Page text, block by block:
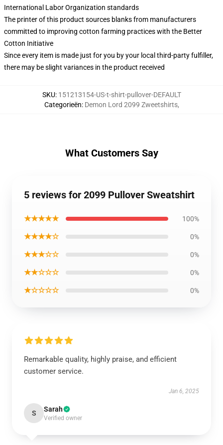
International Labor Organization standards
The printer of this product sources blanks from manufacturers
committed to improving cotton farming practices with the Better
Cotton Initiative
Since every item is made just for you by your local third-party fulfiller,
there may be slight variances in the product received
SKU: 151213154-US-t-shirt-pullover-DEFAULT
Categorieën: Demon Lord 2099 Zweetshirts,
What Customers Say
5 reviews for 2099 Pullover Sweatshirt
★★★★★ 100%
★★★★☆ 0%
★★★☆☆ 0%
★★☆☆☆ 0%
★☆☆☆☆ 0%
Remarkable quality, highly praise, and efficient
customer service.
Jan 6, 2025
S Sarah
Verified owner